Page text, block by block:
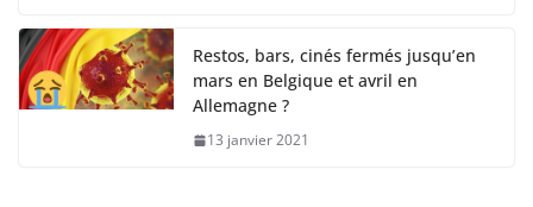
Restos, bars, cinés fermés jusqu’en
mars en Belgique et avril en
Allemagne ?
13 janvier 2021